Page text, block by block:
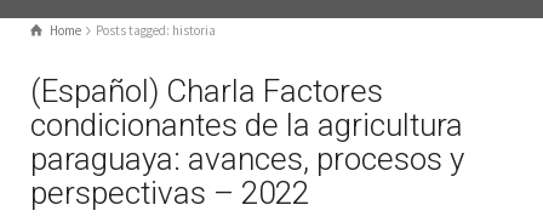
Home Posts tagged: historia
(Español) Charla Factores
condicionantes de la agricultura
paraguaya: avances, procesos y
perspectivas – 2022